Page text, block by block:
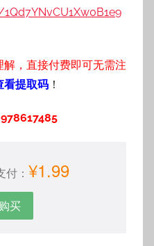
，直接付费即可无需注
看提取码 ！
978617485
： ¥1.99
买